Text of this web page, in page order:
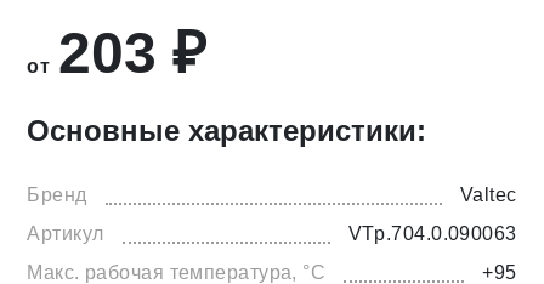
от 203 ₽
Основные характеристики:
Бренд
Valtec
Артикул
VTp.704.0.090063
Макс. рабочая температура, °С
+95